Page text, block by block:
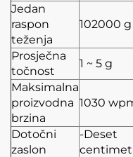
Jedan
raspon
teženja
102000 g
Prosječna
točnost
1 ~ 5 g
Maksimalna
proizvodna
brzina
1030
Dotočni
zaslon
-Deset